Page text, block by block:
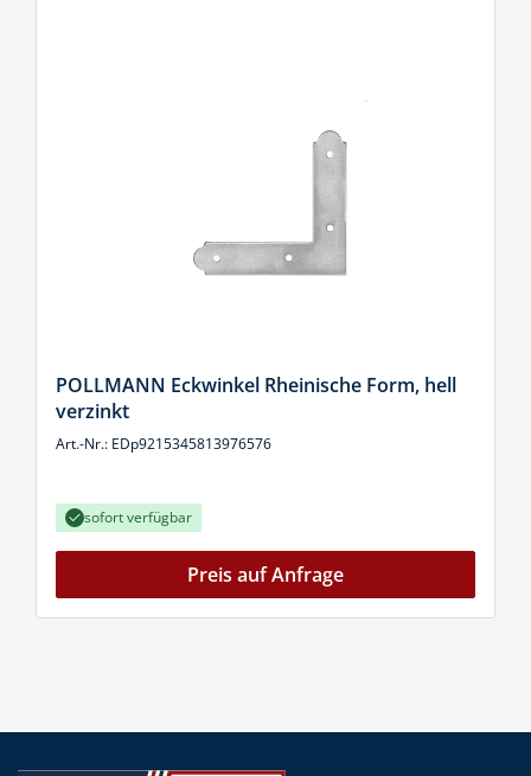
POLLMANN Eckwinkel Rheinische Form, hell
verzinkt
Art.-Nr.: EDp9215345813976576
sofort verfügbar
Preis auf Anfrage